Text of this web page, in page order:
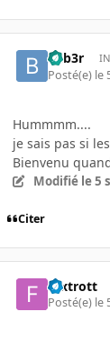
beb3r
Posté(e) le
Hummmm....
je sais pas si
Bienvenu
Modifié le 5
Citer
foxtrott
Posté(e) le